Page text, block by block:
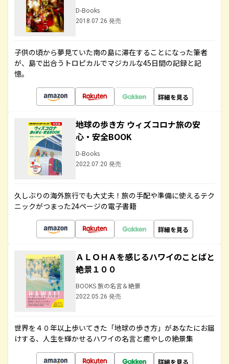
D-Books
2018.07.26 発売
子供の頃から夢見ていた南の島に滞在することになった筆者
が、島で出合うトロピカルでマジカルな45日間の記録と記
憶。
詳細を見る
地球の歩き方 ウィズコロナ旅の安
心・安全BOOK
D-Books
2022.07.20 発売
久しぶりの海外旅行でも大丈夫！旅の手配や準備に使えるテク
ニックがつまった24ページの電子書籍
詳細を見る
ＡＬＯＨＡを感じるハワイのことばと
絶景１００
BOOKS 旅の名言＆絶景
2022.05.26 発売
世界を４０年以上歩いてきた「地球の歩き方」があなたにお届
けする、人生を輝かせるハワイの名言と癒やしの絶景集
詳細を見る